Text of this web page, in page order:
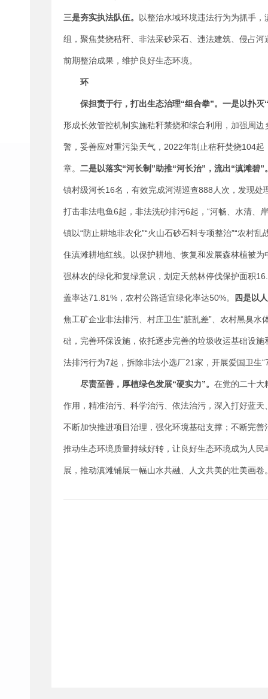
三是夯实执法队伍。 以整治水域环境违法行为为抓手
组，聚焦焚烧秸秆、非法采砂采石、违法建筑、侵占
前期整治成果，维护良好生态环境。
环
保担责于行，打出生态治理“组合拳”。 一是以扑灭
形成长效管控机制实施秸秆禁烧和综合利用，加强周
警，妥善应对重污染天气，2022年制止秸秆焚烧104
章。 二是以落实“河长制”助推“河长治”，流出“滇滩碧”
镇村级河长16名，有效完成河湖巡查888人次，发现
打击非法电鱼6起，非法洗砂排污6起，“河畅、水清、
镇以“防止耕地非农化”“火山石砂石料专项整治”“农村
住滇滩耕地红线。以保护耕地、恢复和发展森林植被为
强林农的绿化和复绿意识，划定天然林停伐保护面积
盖率达71.81%，农村公路适宜绿化率达50%。 四是以
焦工矿企业非法排污、村庄卫生“脏乱差”、农村黑臭
础，完善环保设施，依托逐步完善的垃圾收运基础设
法排污行为7起，拆除非法小选厂21家，开展爱国卫生
尽责至善，厚植绿色发展“硬实力”。 在党的二十大
作用，精准治污、科学治污、依法治污，深入打好蓝
不断加快推进项目治理，强化环境基础支撑；不断完
推动生态环境质量持续好转，让良好生态环境成为人
展，推动滇滩铺展一幅山水共融、人文共美的壮美画卷